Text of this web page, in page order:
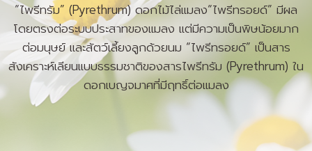
“ไพรีทรัม” (Pyrethrum) ดอกไม้ไล่แมลง“ไพรีทรอยด์” มีผล
โดยตรงต่อระบบประสาทของแมลง แต่มีความเป็นพิษน้อยมาก
ต่อมนุษย์ และสัตว์เลี้ยงลูกด้วยนม “ไพรีทรอยด์” เป็นสาร
สังเคราะห์เลียนแบบธรรมชาติของสารไพรีทรัม (Pyrethrum) ใน
ดอกเบญจมาศที่มีฤทธิ์ต่อแมลง